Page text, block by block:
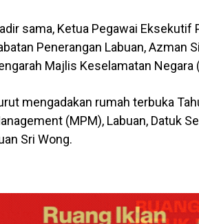
sama, Ketua Pegawai Eksekutif
Penerangan Labuan, Azman
Majlis Keselamatan Negara
mengadakan rumah terbuka
(MPM), Labuan, Datuk
Sri Wong.